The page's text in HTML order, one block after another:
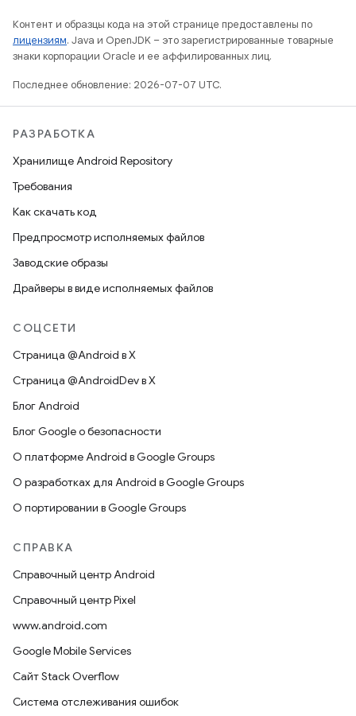
Контент и образцы кода на этой странице предоставлены по
лицензиям. Java и OpenJDK – это зарегистрированные товарные
знаки корпорации Oracle и ее аффилированных лиц.
Последнее обновление: 2026-07-07 UTC.
РАЗРАБОТКА
Хранилище Android Repository
Требования
Как скачать код
Предпросмотр исполняемых файлов
Заводские образы
Драйверы в виде исполняемых файлов
СОЦСЕТИ
Страница @Android в X
Страница @AndroidDev в X
Блог Android
Блог Google о безопасности
О платформе Android в Google Groups
О разработках для Android в Google Groups
О портировании в Google Groups
СПРАВКА
Справочный центр Android
Справочный центр Pixel
www.android.com
Google Mobile Services
Сайт Stack Overflow
Система отслеживания ошибок